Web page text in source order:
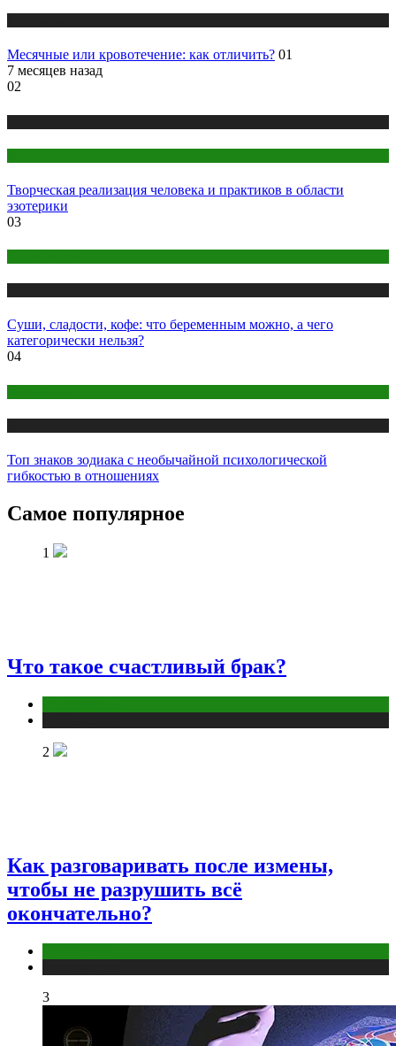
Месячные или кровотечение: как отличить? 01
7 месяцев назад
02
Творческая реализация человека и практиков в области
эзотерики
03
Суши, сладости, кофе: что беременным можно, а чего
категорически нельзя?
04
Топ знаков зодиака с необычайной психологической
гибкостью в отношениях
Самое популярное
1
Что такое счастливый брак?
2
Как разговаривать после измены,
чтобы не разрушить всё
окончательно?
3